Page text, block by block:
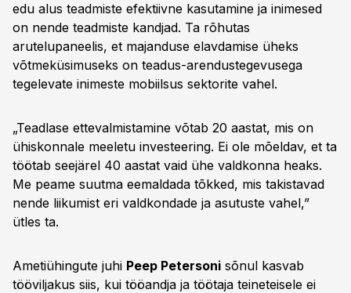
edu alus teadmiste efektiivne kasutamine ja inimesed
on nende teadmiste kandjad. Ta rõhutas
arutelupaneelis, et majanduse elavdamise üheks
võtmeküsimuseks on teadus-arendustegevusega
tegelevate inimeste mobiilsus sektorite vahel.
„Teadlase ettevalmistamine võtab 20 aastat, mis on
ühiskonnale meeletu investeering. Ei ole mõeldav, et ta
töötab seejärel 40 aastat vaid ühe valdkonna heaks.
Me peame suutma eemaldada tõkked, mis takistavad
nende liikumist eri valdkondade ja asutuste vahel,”
ütles ta.
Ametiühingute juhi Peep Petersoni sõnul kasvab
tööviljakus siis, kui tööandja ja töötaja teineteisele ei